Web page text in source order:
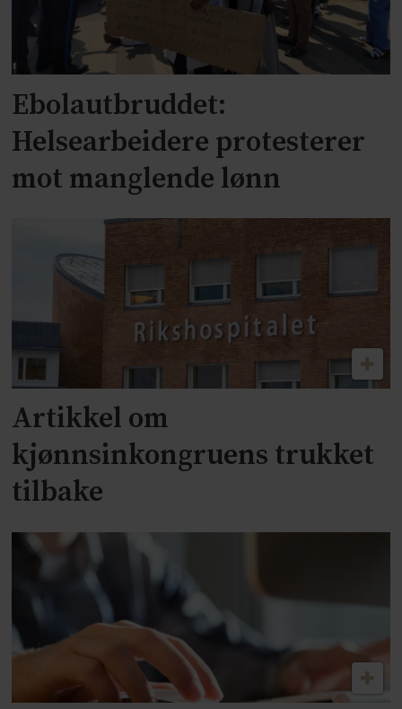
Ebolautbruddet:
Helsearbeidere protesterer
mot manglende lønn
Artikkel om
kjønnsinkongruens trukket
tilbake